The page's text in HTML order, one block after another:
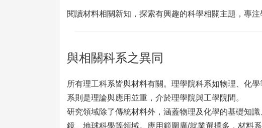
閱讀材料相關新知，探索有興趣的科學相關主題，專注
與相關科系之異同
所有理工科系皆與材料有關。理學院科系如物理、化
系則是理論與應用並重，介於理學院與工學院間。
研究領域除了傳統材料外，涵蓋物理及化學的基礎知
鏡、地球科學等領域。應用範圍廣/就業選擇多，材料